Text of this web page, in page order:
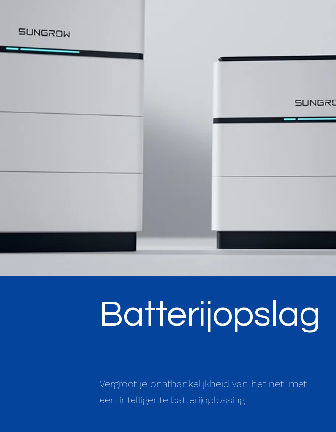
Batterijopslag
Vergroot je onafhankelijkheid van het net, met
een intelligente batterijoplossing